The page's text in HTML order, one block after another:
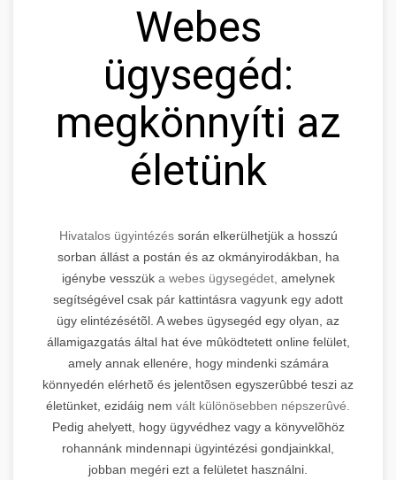
Webes
ügysegéd:
megkönnyíti az
életünk
Hivatalos ügyintézés során elkerülhetjük a hosszú
sorban állást a postán és az okmányirodákban, ha
igénybe vesszük a webes ügysegédet, amelynek
segítségével csak pár kattintásra vagyunk egy adott
ügy elintézésétõl. A webes ügysegéd egy olyan, az
államigazgatás által hat éve mûködtetett online felület,
amely annak ellenére, hogy mindenki számára
könnyedén elérhetõ és jelentõsen egyszerûbbé teszi az
életünket, ezidáig nem vált különösebben népszerûvé.
Pedig ahelyett, hogy ügyvédhez vagy a könyvelõhöz
rohannánk mindennapi ügyintézési gondjainkkal,
jobban megéri ezt a felületet használni.